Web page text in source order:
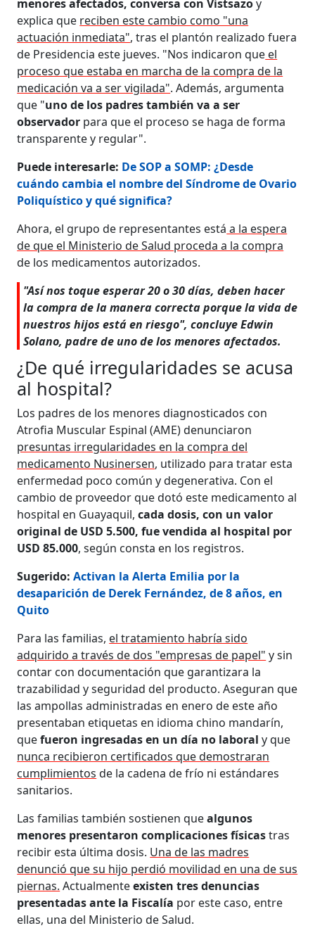
menores afectados, conversa con Vistsazoy
explica que reciben este cambio como "una
actuación inmediata", tras el plantón realizado fuera
de Presidencia este jueves. "Nos indicaron que el
proceso que estaba en marcha de la compra de la
medicación va a ser vigilada". Además, argumenta
que "uno de los padres también va a ser
observador para que el proceso se haga de forma
transparente y regular".
Puede interesarle: De SOP a SOMP: ¿Desde
cuándo cambia el nombre del Síndrome de Ovario
Poliquístico y qué significa?
Ahora, el grupo de representantes está a la espera
de que el Ministerio de Salud proceda a la compra
de los medicamentos autorizados.
"Así nos toque esperar 20 o 30 días, deben hacer
la compra de la manera correcta porque la vida de
nuestros hijos está en riesgo", concluye Edwin
Solano, padre de uno de los menores afectados.
¿De qué irregularidades se acusa
al hospital?
Los padres de los menores diagnosticados con
Atrofia Muscular Espinal (AME) denunciaron
presuntas irregularidades en la compra del
medicamento Nusinersen, utilizado para tratar esta
enfermedad poco común y degenerativa. Con el
cambio de proveedor que dotó este medicamento al
hospital en Guayaquil,cada dosis, con un valor
original de USD 5.500, fue vendida al hospital por
USD 85.000, según consta en los registros.
Sugerido: Activan la Alerta Emilia por la
desaparición de Derek Fernández, de 8 años, en
Quito
Para las familias, el tratamiento habría sido
adquirido a través de dos "empresas de papel" y sin
contar con documentación que garantizara la
trazabilidad y seguridad del producto. Aseguran que
las ampollas administradas en enero de este año
presentaban etiquetas en idioma chino mandarín,
quefueron ingresadas en un día no laboral y que
nunca recibieron certificados que demostraran
cumplimientos de la cadena de frío ni estándares
sanitarios.
Las familias también sostienen quealgunos
menores presentaron complicaciones físicastras
recibir esta última dosis. Una de las madres
denunció que su hijo perdió movilidad en una de sus
piernas. Actualmenteexisten tres denuncias
presentadas ante la Fiscalía por este caso, entre
ellas, una del Ministerio de Salud.